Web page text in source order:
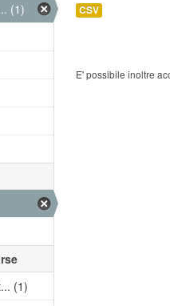
CSV
E' possibile inoltre
(1)
(1)